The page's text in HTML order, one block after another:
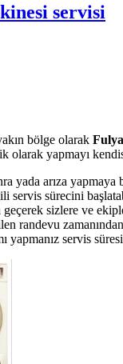
servisi
bölge olarak
olarak yapmayı
yada arıza yapmaya
servis sürecini
geçerek sizlere ve
randevu
yapmanız servis